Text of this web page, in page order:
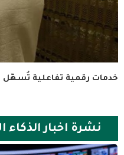
خدمات رقمية تفاعلية تُسهّل
نشرة اخبار الذكاء